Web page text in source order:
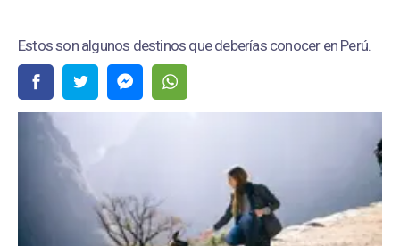
Estos son algunos destinos que deberías conocer en Perú.